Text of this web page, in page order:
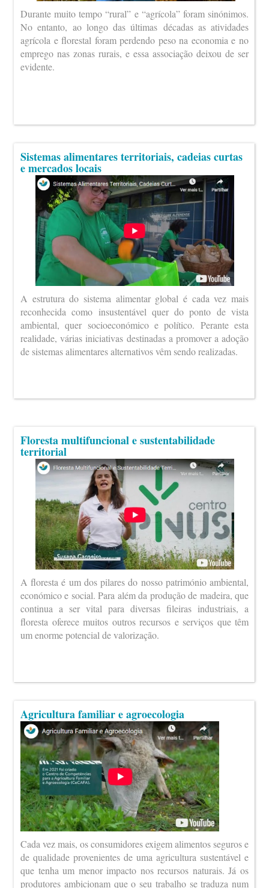
Durante muito tempo “rural” e “agrícola” foram sinónimos.
No entanto, ao longo das últimas décadas as atividades
agrícola e florestal foram perdendo peso na economia e no
emprego nas zonas rurais, e essa associação deixou de ser
evidente.
Sistemas alimentares territoriais, cadeias curtas
e mercados locais
A estrutura do sistema alimentar global é cada vez mais
reconhecida como insustentável quer do ponto de vista
ambiental, quer socioeconómico e político. Perante esta
realidade, várias iniciativas destinadas a promover a adoção
de sistemas alimentares alternativos vêm sendo realizadas.
Floresta multifuncional e sustentabilidade
territorial
A floresta é um dos pilares do nosso património ambiental,
económico e social. Para além da produção de madeira, que
continua a ser vital para diversas fileiras industriais, a
floresta oferece muitos outros recursos e serviços que têm
um enorme potencial de valorização.
Agricultura familiar e agroecologia
Cada vez mais, os consumidores exigem alimentos seguros e
de qualidade provenientes de uma agricultura sustentável e
que tenha um menor impacto nos recursos naturais. Já os
produtores ambicionam que o seu trabalho se traduza num